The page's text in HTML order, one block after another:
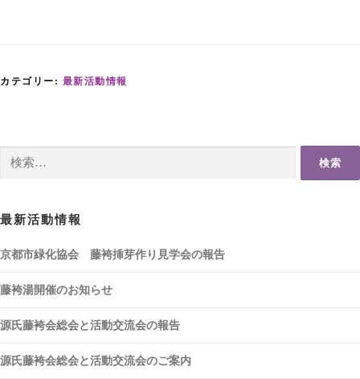
カテゴリー: 最新活動情報
最新活動情報
京都市緑化協会 藤袴挿芽作り見学会の報告
藤袴湯開催のお知らせ
源氏藤袴会総会と活動交流会の報告
源氏藤袴会総会と活動交流会のご案内